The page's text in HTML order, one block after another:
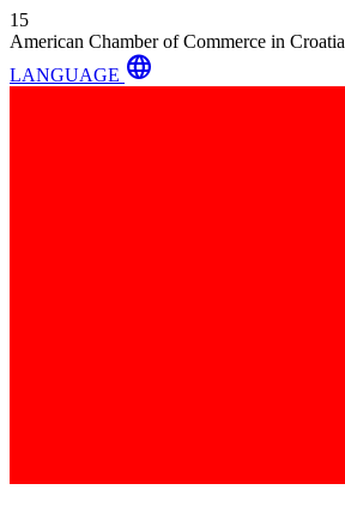
15
American Chamber of Commerce in Croatia
LANGUAGE language